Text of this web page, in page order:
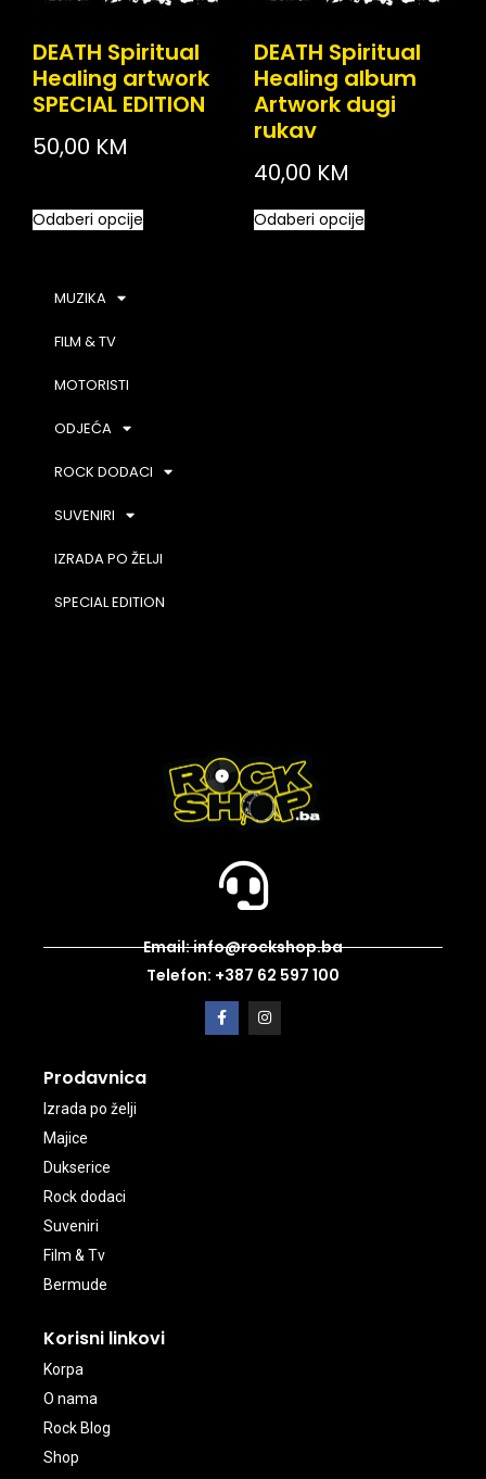
DEATH Spiritual
Healing artwork
SPECIAL EDITION
50,00 KM
Odaberi opcije
DEATH Spiritual
Healing album
Artwork dugi
rukav
40,00 KM
Odaberi opcije
MUZIKA
FILM & TV
MOTORISTI
ODJEĆA
ROCK DODACI
SUVENIRI
IZRADA PO ŽELJI
SPECIAL EDITION
Email: info@rockshop.ba
Telefon: +387 62 597 100
Prodavnica
Izrada po želji
Majice
Dukserice
Rock dodaci
Suveniri
Film & Tv
Bermude
Korisni linkovi
Korpa
O nama
Rock Blog
Shop